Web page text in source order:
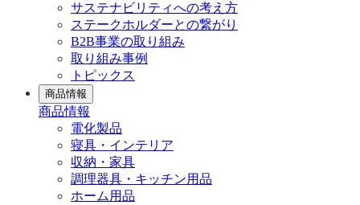
サステナビリティへの考え方
ステークホルダーとの繋がり
B2B事業の取り組み
取り組み事例
トピックス
商品情報
商品情報
電化製品
寝具・インテリア
収納・家具
調理器具・キッチン用品
ホーム用品